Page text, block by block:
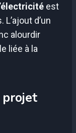
est
d’un
alourdir
liée à la